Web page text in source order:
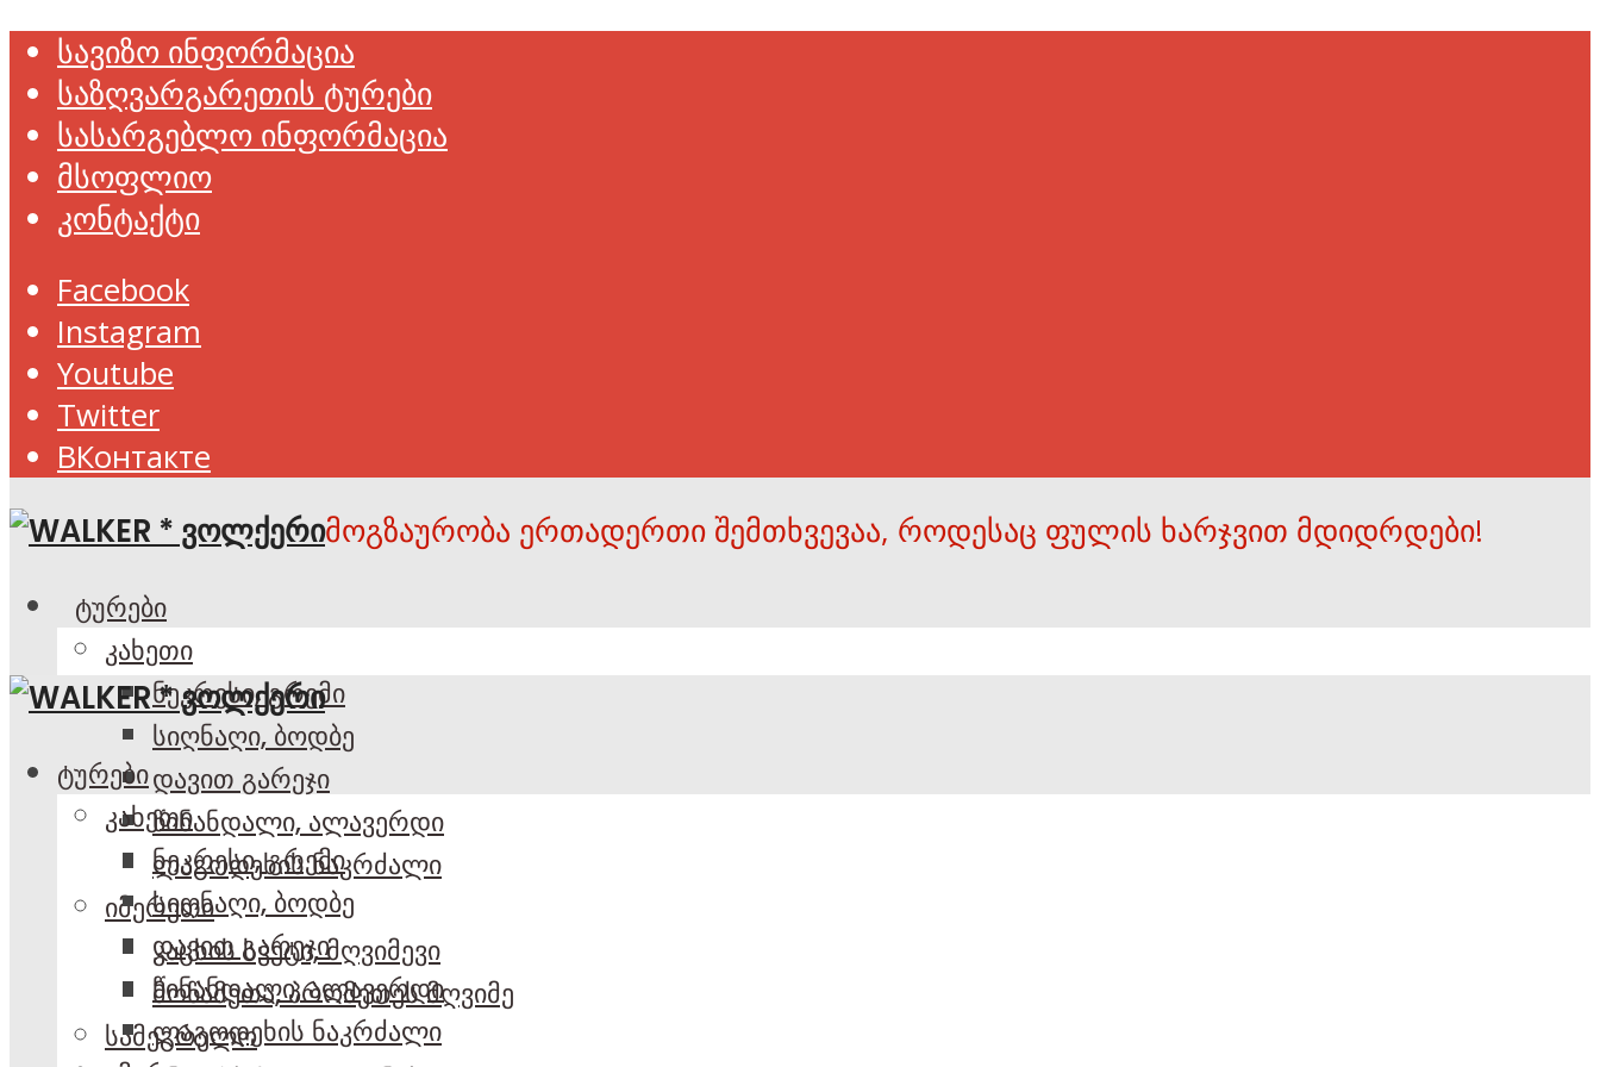
სავიზო ინფორმაცია
საზღვარგარეთის ტურები
სასარგებლო ინფორმაცია
მსოფლიო
კონტაქტი
Facebook
Instagram
Youtube
Twitter
ВКонтакте
მოგზაურობა ერთადერთი შემთხვევაა, როდესაც ფულის ხარჯვით მდიდრდები!
ტურები
კახეთი
ნეკრესი, გრემი
სიღნაღი, ბოდბე
დავით გარეჯი
წინანდალი, ალავერდი
ლაგოდეხის ნაკრძალი
იმერეთი
კაცხის სვეტი, მღვიმევი
მოწამეთა, პრომეთეს მღვიმე
სამეგრელო
ტურები
კახეთი
ნეკრესი, გრემი
სიღნაღი, ბოდბე
დავით გარეჯი
წინანდალი, ალავერდი
ლაგოდეხის ნაკრძალი